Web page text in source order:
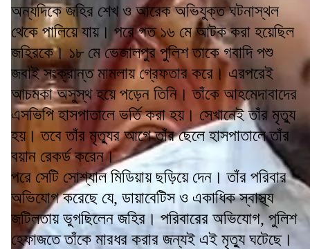
অন্যদিকে জহির শেখ ও আরেক অভিযুক্ত ঘটনাস্থল
থেকে পালিয়ে যায়। পরে গত ১৬ মে আটক করা হয়েছিল
জহিরকে। ১৮ মে ভেজালপুর পুলিশ তাকে গবাদি পশু
জবাই সংক্রান্ত মামলায় গ্রেফতার করে। এরপরেই
আচমকা অসুস্থ হয়ে পড়েন তিনি। তাঁকে আহমেদাবাদের
এসভিপি হাসপাতালে ভর্তি করা হয়। সেখানেই তাঁর মৃত্যু
হয়। তবে তাঁর মৃত্যুর আগে তাঁর ছেলে হাসপাতালে তাঁর
বয়ান রেকর্ড করেন।
পরে সেটি সোশ্যাল মিডিয়ায় ছড়িয়ে দেন। তাঁর পরিবার
অভিযোগ করেছে যে, ডায়াবেটিস ও একাধিক স্বাস্থ্য
জটিলতায় ভুগছিলেন জহির। পরিবারের অভিযোগ, পুলিশ
হেফাজতে তাঁকে মারধর করার জন্যই এই মৃত্যু ঘটেছে।